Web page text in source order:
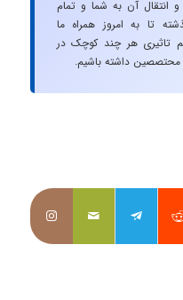
انتقال آن به شما و تمام
تا به امروز همراه ما
تاثیری هر چند کوچک در
داشته باشیم.